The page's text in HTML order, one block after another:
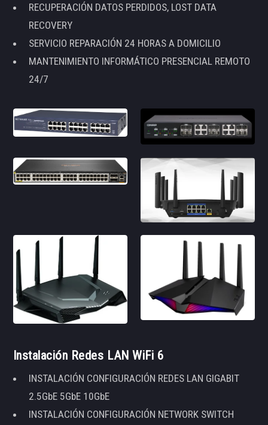
RECUPERACIÓN DATOS PERDIDOS, LOST DATA
RECOVERY
SERVICIO REPARACIÓN 24 HORAS A DOMICILIO
MANTENIMIENTO INFORMÁTICO PRESENCIAL REMOTO
24/7
Instalación Redes LAN WiFi 6
INSTALACIÓN CONFIGURACIÓN REDES LAN GIGABIT
2.5GbE 5GbE 10GbE
INSTALACIÓN CONFIGURACIÓN NETWORK SWITCH